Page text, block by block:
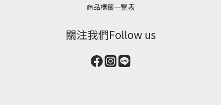
商品標籤一覽表
關注我們Follow us